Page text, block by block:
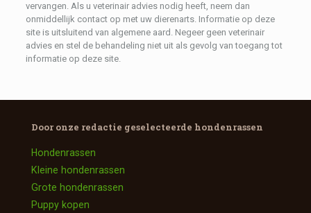
vervangen. Als u veterinair advies nodig heeft, neem dan
onmiddellijk contact op met uw dierenarts. Informatie op deze
site is uitsluitend van algemene aard. Negeer geen veterinair
advies en stel de behandeling niet uit als gevolg van toegang tot
informatie op deze site.
Door onze redactie geselecteerde hondenrassen
Hondenrassen
Kleine hondenrassen
Grote hondenrassen
Puppy kopen